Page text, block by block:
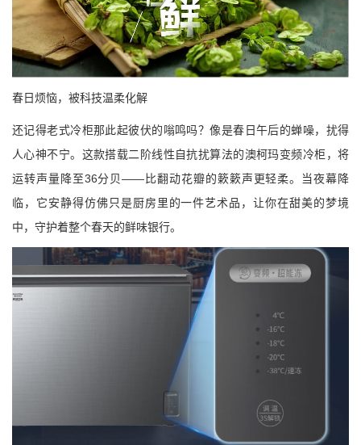
春日烦恼，被科技温柔化解
还记得老式冷柜那此起彼伏的嗡鸣吗？像是春日午后的蝉噪，扰得
人心神不宁。这款搭载二阶线性自抗扰算法的澳柯玛变频冷柜，将
运转声量降至36分贝——比翻动花瓣的簌簌声更轻柔。当夜幕降
临，它安静得仿佛只是厨房里的一件艺术品，让你在甜美的梦境
中，守护着整个春天的鲜味银行。